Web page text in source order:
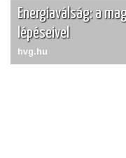
Energiaválság: a
lépéseivel
hvg.hu